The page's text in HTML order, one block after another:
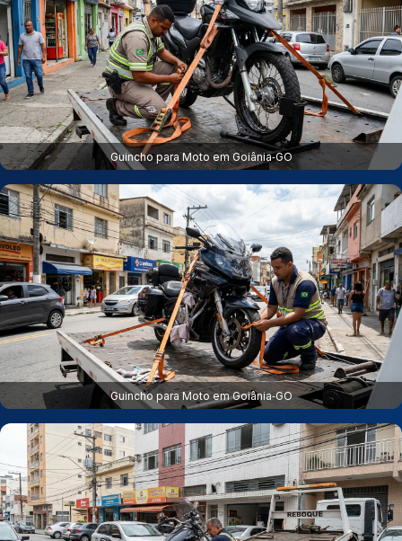
Guincho para Moto em Goiânia‑GO
Guincho para Moto em Goiânia‑GO